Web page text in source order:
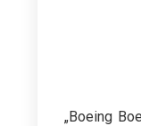
„Boeing